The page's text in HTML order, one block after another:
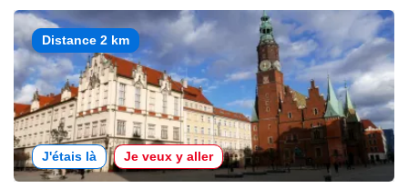
Distance 2 km
J'étais là Je veux y aller